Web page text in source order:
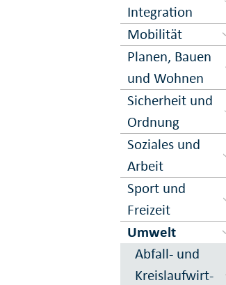
Inte­gration
Mobilität
Planen, Bauen
und Wohnen
Sicher­heit und
Ord­nung
Soziales und
Arbeit
Sport und
Freizeit
Umwelt
Abfall- und
Kreis­lauf­wirt­